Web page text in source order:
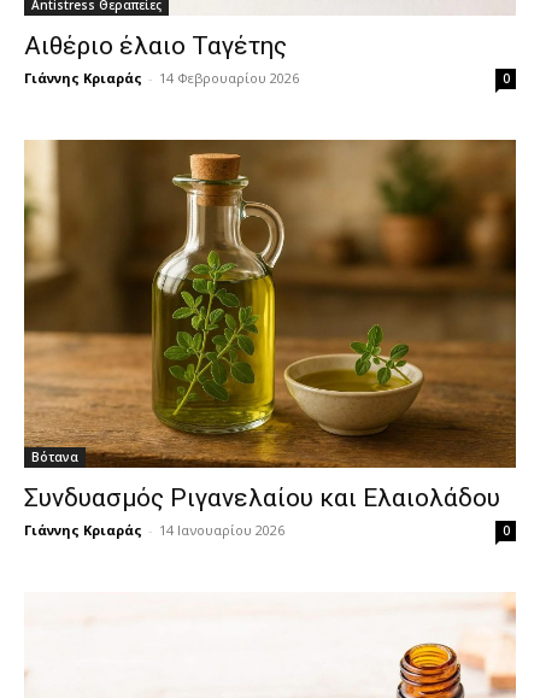
Antistress Θεραπείες
Αιθέριο έλαιο Ταγέτης
Γιάννης Κριαράς - 14 Φεβρουαρίου 2026 0
Βότανα
Συνδυασμός Ριγανελαίου και Ελαιολάδου
Γιάννης Κριαράς - 14 Ιανουαρίου 2026 0